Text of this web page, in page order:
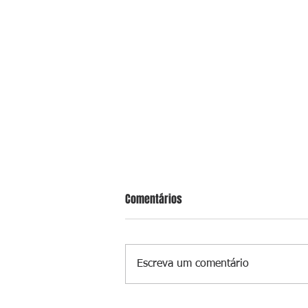
Comentários
Escreva um comentário